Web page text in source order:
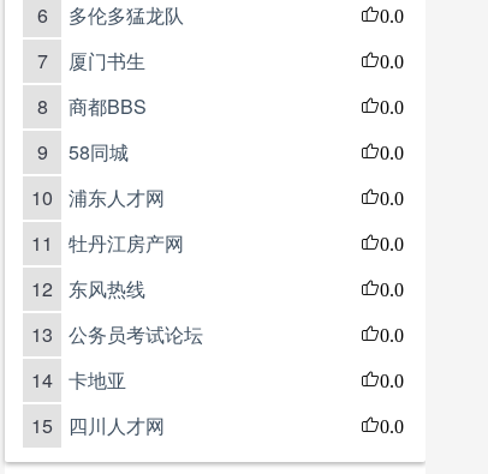
6 多伦多猛龙队 0.0
7 厦门书生 0.0
8 商都BBS 0.0
9 58同城 0.0
10 浦东人才网 0.0
11 牡丹江房产网 0.0
12 东风热线 0.0
13 公务员考试论坛 0.0
14 卡地亚 0.0
15 四川人才网 0.0